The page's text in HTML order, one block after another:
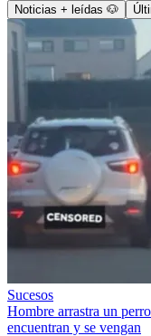
Noticias + leídas 🐶
Sucesos
Hombre arrastra un
encuentran y se vengan